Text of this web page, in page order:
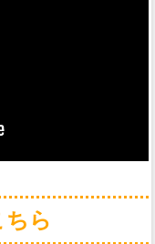
ら